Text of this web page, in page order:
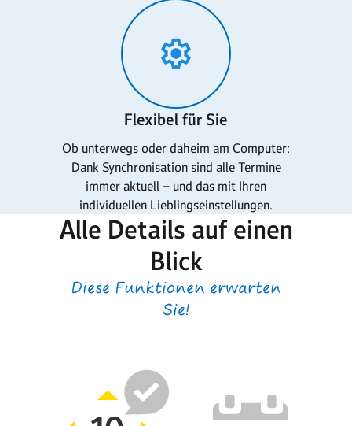
Flexibel für Sie
Ob unterwegs oder daheim am Computer:
Dank Synchronisation sind alle Termine
immer aktuell – und das mit Ihren
individuellen Lieblingseinstellungen.
Alle Details auf einen
Blick
Diese Funktionen erwarten
Sie!